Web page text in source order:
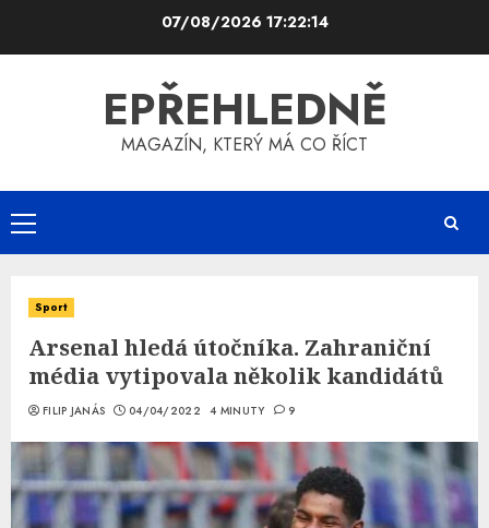
07/08/2026 17:22:15
EPŘEHLEDNĚ
MAGAZÍN, KTERÝ MÁ CO ŘÍCT
Primary
Menu
Sport
Arsenal hledá útočníka. Zahraniční
média vytipovala několik kandidátů
FILIP JANÁS 04/04/2022 4 MINUTY 9